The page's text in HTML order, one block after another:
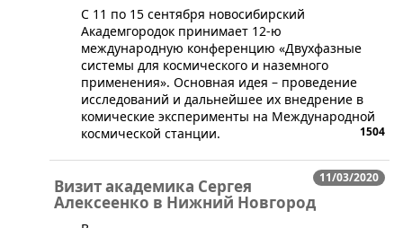
​С 11 по 15 сентября новосибирский
Академгородок принимает 12-ю
международную конференцию «Двухфазные
системы для космического и наземного
применения». Основная идея – проведение
исследований и дальнейшее их внедрение в
комические эксперименты на Международной
космической станции.
1504
11/03/2020
Визит академика Сергея
Алексеенко в Нижний Новгород